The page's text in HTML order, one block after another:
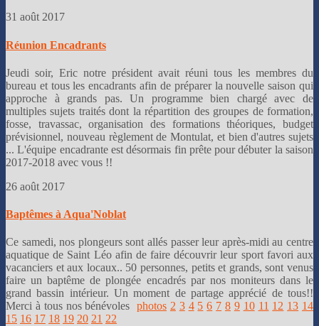
31 août 2017
Réunion Encadrants
Jeudi soir, Eric notre président avait réuni tous les membres du
bureau et tous les encadrants afin de préparer la nouvelle saison qui
approche à grands pas. Un programme bien chargé avec de
multiples sujets traités dont la répartition des groupes de formation,
fosse, travassac, organisation des formations théoriques, budget
prévisionnel, nouveau règlement de Montulat, et bien d'autres sujets
... L'équipe encadrante est désormais fin prête pour débuter la saison
2017-2018 avec vous !!
26 août 2017
Baptêmes à Aqua'Noblat
Ce samedi, nos plongeurs sont allés passer leur après-midi au centre
aquatique de Saint Léo afin de faire découvrir leur sport favori aux
vacanciers et aux locaux.. 50 personnes, petits et grands, sont venus
faire un baptême de plongée encadrés par nos moniteurs dans le
grand bassin intérieur. Un moment de partage apprécié de tous!!
Merci à tous nos bénévolesphotos 2 3 4 5 6 7 8 9 10 11 12 13 14
15 16 17 18 19 20 21 22